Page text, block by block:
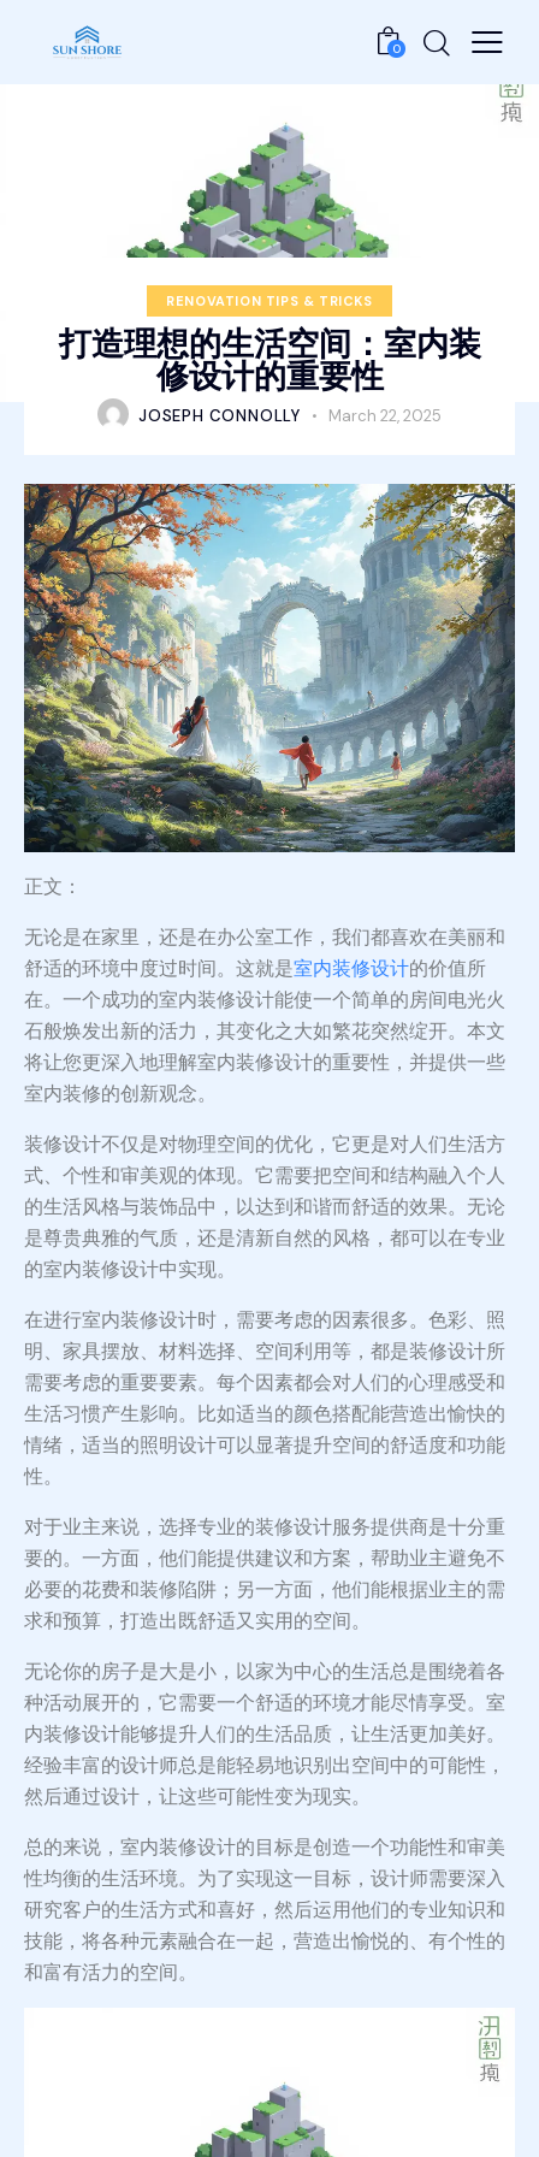
0
RENOVATION TIPS & TRICKS
打造理想的生活空间：室内装
修设计的重要性
JOSEPH CONNOLLY March 22, 2025
正文：
无论是在家里，还是在办公室工作，我们都喜欢在美丽和
舒适的环境中度过时间。这就是室内装修设计的价值所
在。一个成功的室内装修设计能使一个简单的房间电光火
石般焕发出新的活力，其变化之大如繁花突然绽开。本文
将让您更深入地理解室内装修设计的重要性，并提供一些
室内装修的创新观念。
装修设计不仅是对物理空间的优化，它更是对人们生活方
式、个性和审美观的体现。它需要把空间和结构融入个人
的生活风格与装饰品中，以达到和谐而舒适的效果。无论
是尊贵典雅的气质，还是清新自然的风格，都可以在专业
的室内装修设计中实现。
在进行室内装修设计时，需要考虑的因素很多。色彩、照
明、家具摆放、材料选择、空间利用等，都是装修设计所
需要考虑的重要要素。每个因素都会对人们的心理感受和
生活习惯产生影响。比如适当的颜色搭配能营造出愉快的
情绪，适当的照明设计可以显著提升空间的舒适度和功能
性。
对于业主来说，选择专业的装修设计服务提供商是十分重
要的。一方面，他们能提供建议和方案，帮助业主避免不
必要的花费和装修陷阱；另一方面，他们能根据业主的需
求和预算，打造出既舒适又实用的空间。
无论你的房子是大是小，以家为中心的生活总是围绕着各
种活动展开的，它需要一个舒适的环境才能尽情享受。室
内装修设计能够提升人们的生活品质，让生活更加美好。
经验丰富的设计师总是能轻易地识别出空间中的可能性，
然后通过设计，让这些可能性变为现实。
总的来说，室内装修设计的目标是创造一个功能性和审美
性均衡的生活环境。为了实现这一目标，设计师需要深入
研究客户的生活方式和喜好，然后运用他们的专业知识和
技能，将各种元素融合在一起，营造出愉悦的、有个性的
和富有活力的空间。